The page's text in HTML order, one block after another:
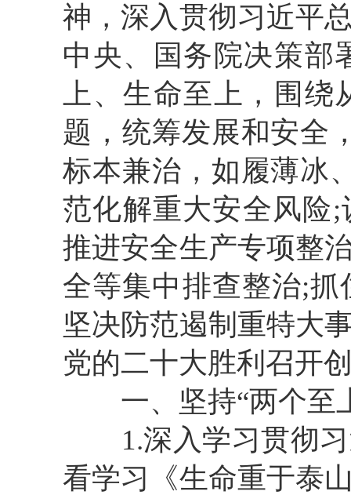
神，深入贯彻习近平
中央、国务院决策部
上、生命至上，围
题，统筹发展和安全
标本兼治，如履薄冰
范化解重大安全风险
推进安全生产专项整
全等集中排查整治;
坚决防范遏制重特大
党的二十大胜利召开
一、坚持“两个至
1.深入学习贯彻
看学习《生命重于泰